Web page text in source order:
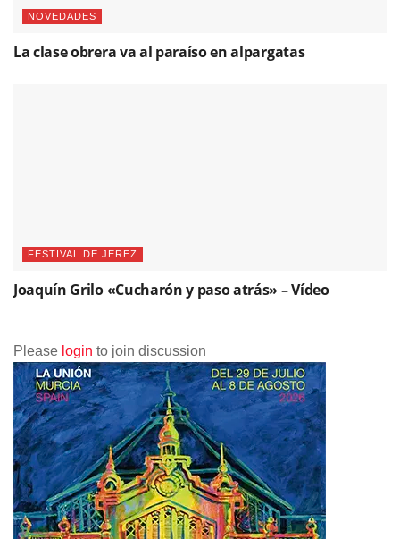
NOVEDADES
La clase obrera va al paraíso en alpargatas
FESTIVAL DE JEREZ
Joaquín Grilo «Cucharón y paso atrás» – Vídeo
Please login to join discussion